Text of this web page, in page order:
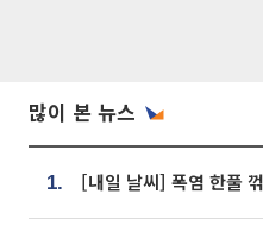
많이 본 뉴스
1.